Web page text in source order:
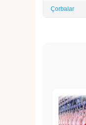
Çorbalar